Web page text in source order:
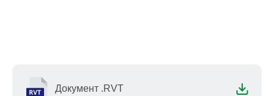
Документ .RVT